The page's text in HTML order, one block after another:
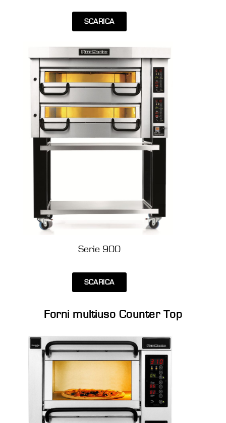
SCARICA
Serie 900
SCARICA
Forni multiuso Counter Top